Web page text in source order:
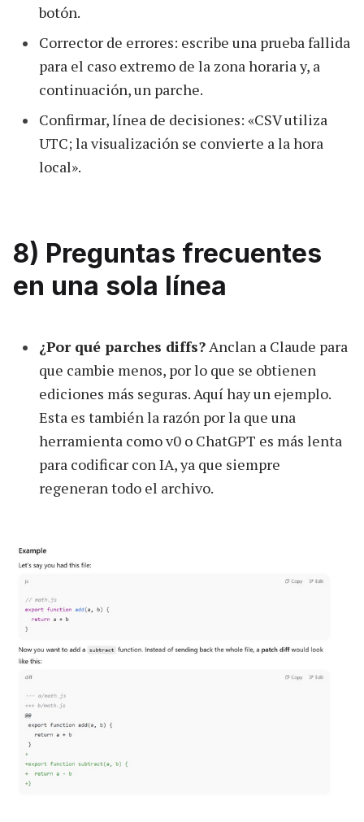
botón.
Corrector de errores: escribe una prueba fallida
para el caso extremo de la zona horaria y, a
continuación, un parche.
Confirmar, línea de decisiones: «CSV utiliza
UTC; la visualización se convierte a la hora
local».
8) Preguntas frecuentes
en una sola línea
¿Por qué parches diffs? Anclan a Claude para
que cambie menos, por lo que se obtienen
ediciones más seguras. Aquí hay un ejemplo.
Esta es también la razón por la que una
herramienta como v0 o ChatGPT es más lenta
para codificar con IA, ya que siempre
regeneran todo el archivo.